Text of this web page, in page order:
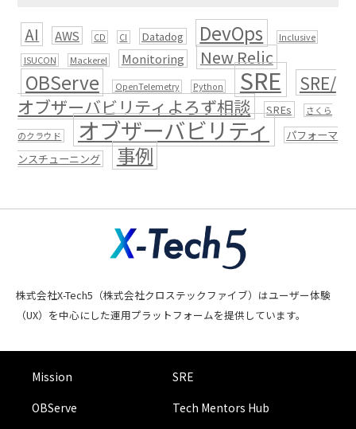
AI AWS CD CI Datadog DevOps
Inclusive
ISUCON
Mackerel Monitoring New Relic
OBServe OpenTelemetry Python SRE
SRE/
オブザーバビリティよろず相談
SREs さくら
のクラウド オブザーバビリティ
パフォーマ
ンスチューニング
事例
株式会社X-Tech5（株式会社クロステックファイブ）はユーザー体験
（UX）を中心にした運用プラットフォームを提供しています。
Mission
SRE
OBServe
Tech Mentors Hub